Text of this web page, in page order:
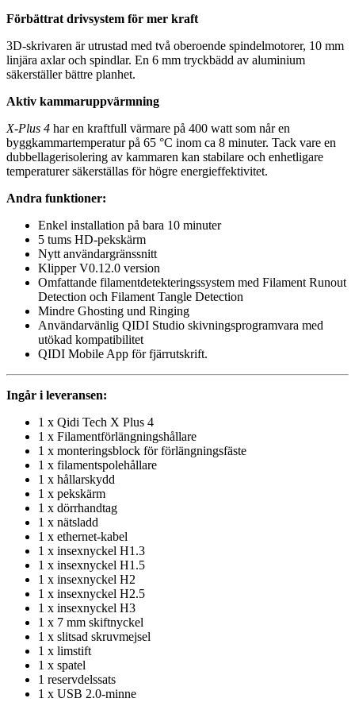
Förbättrat drivsystem för mer kraft
3D-skrivaren är utrustad med två oberoende spindelmotorer, 10 mm
linjära axlar och spindlar. En 6 mm tryckbädd av aluminium
säkerställer bättre planhet.
Aktiv kammaruppvärmning
X-Plus 4 har en kraftfull värmare på 400 watt som når en
byggkammartemperatur på 65 °C inom ca 8 minuter. Tack vare en
dubbellagerisolering av kammaren kan stabilare och enhetligare
temperaturer säkerställas för högre energieffektivitet.
Andra funktioner:
Enkel installation på bara 10 minuter
5 tums HD-pekskärm
Nytt användargränssnitt
Klipper V0.12.0 version
Omfattande filamentdetekteringssystem med Filament Runout
Detection och Filament Tangle Detection
Mindre Ghosting und Ringing
Användarvänlig QIDI Studio skivningsprogramvara med
utökad kompatibilitet
QIDI Mobile App för fjärrutskrift.
Ingår i leveransen:
1 x Qidi Tech X Plus 4
1 x Filamentförlängningshållare
1 x monteringsblock för förlängningsfäste
1 x filamentspolehållare
1 x hållarskydd
1 x pekskärm
1 x dörrhandtag
1 x nätsladd
1 x ethernet-kabel
1 x insexnyckel H1.3
1 x insexnyckel H1.5
1 x insexnyckel H2
1 x insexnyckel H2.5
1 x insexnyckel H3
1 x 7 mm skiftnyckel
1 x slitsad skruvmejsel
1 x limstift
1 x spatel
1 reservdelssats
1 x USB 2.0-minne